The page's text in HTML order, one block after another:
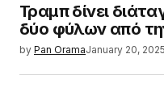
Τραμπ δίνει
δύο φύλων από
by Pan OramaJanuary 20, 2025